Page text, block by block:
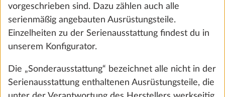
Heizung TRUMA Combi D 6 E, statt
Combi 4
-6.1 kg
Hinzufügen
vorgeschrieben sind. Dazu zählen auch alle
serienmäßig angebauten Ausrüstungsteile.
Einzelheiten zu der Serienausstattung findest du in
unserem Konfigurator.
Die „Sonderausstattung“ bezeichnet alle nicht in der
Serienausstattung enthaltenen Ausrüstungsteile, die